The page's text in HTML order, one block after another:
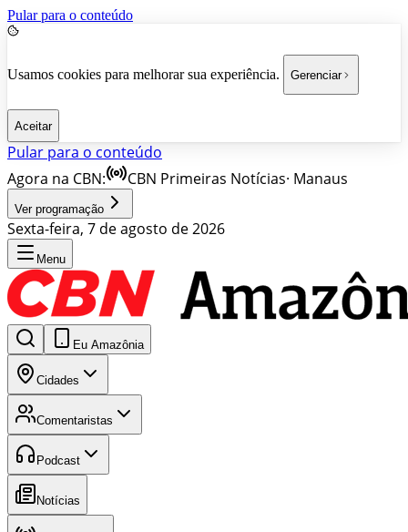
Pular para o conteúdo
Usamos cookies para melhorar sua experiência. Gerenciar
Aceitar
Pular para o conteúdo
Agora na CBN:
CBN Primeiras Notícias· Manaus
Ver programação
Sexta-feira, 7 de agosto de 2026
Menu
Eu Amazônia
Cidades
Comentaristas
Podcast
Notícias